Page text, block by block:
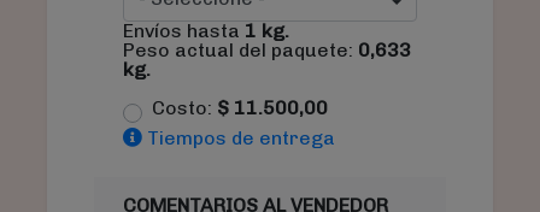
Envíos hasta 1 kg.
Peso actual del paquete: 0,633
kg.
Costo: $ 11.500,00
Tiempos de entrega
COMENTARIOS AL VENDEDOR